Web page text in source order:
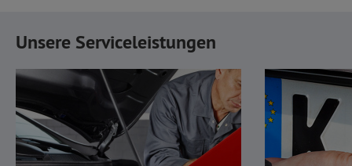
Unsere Serviceleistungen